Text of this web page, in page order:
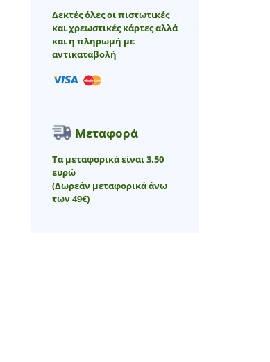
Δεκτές όλες οι πιστωτικές
και χρεωστικές κάρτες αλλά
και η πληρωμή με
αντικαταβολή
Μεταφορά
Τα μεταφορικά είναι 3.50
ευρώ
(Δωρεάν μεταφορικά άνω
των 49€)